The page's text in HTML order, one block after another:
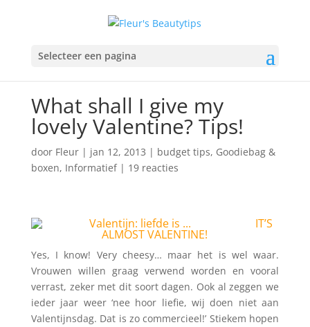
Selecteer een pagina
What shall I give my
lovely Valentine? Tips!
door Fleur| jan 12, 2013 | budget tips, Goodiebag &
boxen, Informatief| 19 reacties
IT’S
ALMOST VALENTINE!
Yes, I know! Very cheesy… maar het is wel waar.
Vrouwen willen graag verwend worden en vooral
verrast, zeker met dit soort dagen. Ook al zeggen we
ieder jaar weer ‘nee hoor liefie, wij doen niet aan
Valentijnsdag. Dat is zo commercieel!’ Stiekem hopen